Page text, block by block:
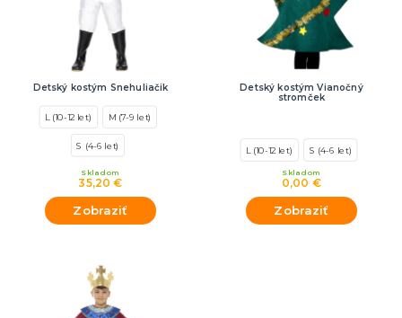
Detský kostým Snehuliačik
L (10-12 let) M (7-9 let)
S (4-6 let)
35,20 €
Skladom
Zobraziť
Detský kostým Vianočný
stromček
L (10-12 let) S (4-6 let)
0,00 €
Skladom
Zobraziť